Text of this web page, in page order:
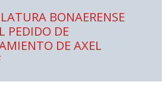
BONAERENSE
PEDIDO DE
DE AXEL